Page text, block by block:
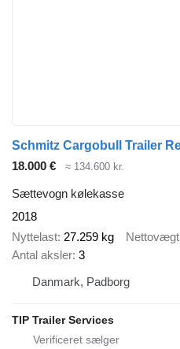
18.000 € ≈ 134.600 kr.
Sættevogn kølekasse
2018
Nyttelast 27.259 kg Nettovægt
Antal aksler 3
Danmark, Padborg
TIP Trailer Services